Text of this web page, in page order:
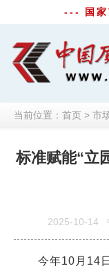
--- 国家
当前位置： 首页 > 市
标准赋能“立
2025-10-14
今年10月14日